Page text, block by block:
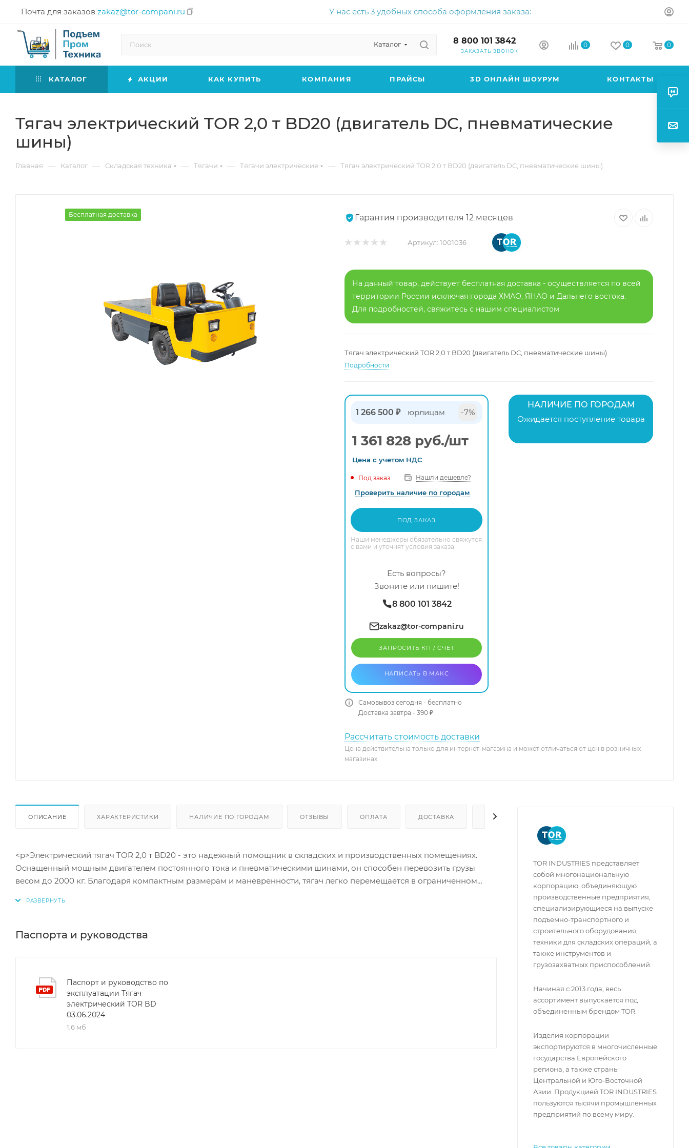
Почта для заказов zakaz@tor-compani.ru У нас есть 3 удобных способа оформления заказа:
Каталог 8 800 101 3842
ЗАКАЗАТЬ ЗВОНОК
0 0 0
КАТАЛОГ АКЦИИ КАК КУПИТЬ КОМПАНИЯ ПРАЙСЫ 3D ОНЛАЙН ШОУРУМ КОНТАКТЫ
Тягач электрический TOR 2,0 т BD20 (двигатель DC, пневматические
шины)
Главная — Каталог — Складская техника — Тягачи — Тягачи электрические — Тягач электрический TOR 2,0 т BD20 (двигатель DC, пневматические шины)
Бесплатная доставка Гарантия производителя 12 месяцев
Артикул: 1001036
На данный товар, действует бесплатная доставка - осуществляется по всей
территории России исключая города ХМАО, ЯНАО и Дальнего востока.
Для подробностей, свяжитесь с нашим специалистом
Тягач электрический TOR 2,0 т BD20 (двигатель DC, пневматические шины)
Подробности
1 266 500 ₽ юрлицам -7%
1 361 828 руб./шт
Цена с учетом НДС
Под заказ Нашли дешевле?
Проверить наличие по городам
ПОД ЗАКАЗ
Наши менеджеры обязательно свяжутся
с вами и уточнят условия заказа
Есть вопросы?
Звоните или пишите!
8 800 101 3842
zakaz@tor-compani.ru
ЗАПРОСИТЬ КП / CЧЕТ
НАПИСАТЬ В МАКС
Самовывоз сегодня - бесплатно
Доставка завтра - 390 ₽
НАЛИЧИЕ ПО ГОРОДАМ
Ожидается поступление товара
Рассчитать стоимость доставки
Цена действительна только для интернет-магазина и может отличаться от цен в розничных
магазинах
ОПИСАНИЕ ХАРАКТЕРИСТИКИ НАЛИЧИЕ ПО ГОРОДАМ ОТЗЫВЫ ОПЛАТА ДОСТАВКА ГАРАНТИЯ И СЕРВИС
<p>Электрический тягач TOR 2,0 т BD20 - это надежный помощник в складских и производственных помещениях.
Оснащенный мощным двигателем постоянного тока и пневматическими шинами, он способен перевозить грузы
весом до 2000 кг. Благодаря компактным размерам и маневренности, тягач легко перемещается в ограниченном
разгрузочных работ и оптимизируете логистические процессы на вашем складе или производстве.</p>
Паспорта и руководства
Паспорт и руководство по
эксплуатации Тягач
электрический TOR BD
03.06.2024
1,6 мб
TOR INDUSTRIES представляет
собой многонациональную
корпорацию, объединяющую
производственные предприятия,
специализирующиеся на выпуске
подъемно-транспортного и
строительного оборудования,
техники для складских операций, а
также инструментов и
грузозахватных приспособлений.
Начиная с 2013 года, весь
ассортимент выпускается под
объединенным брендом TOR.
Изделия корпорации
экспортируются в многочисленные
государства Европейского
региона, а также страны
Центральной и Юго-Восточной
Азии. Продукцией TOR INDUSTRIES
пользуются тысячи промышленных
предприятий по всему миру.